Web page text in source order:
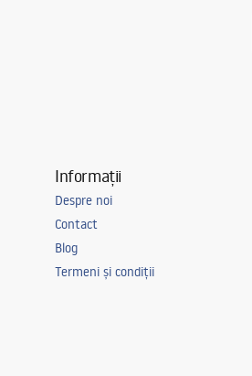
Informații
Despre noi
Contact
Blog
Termeni și condiții